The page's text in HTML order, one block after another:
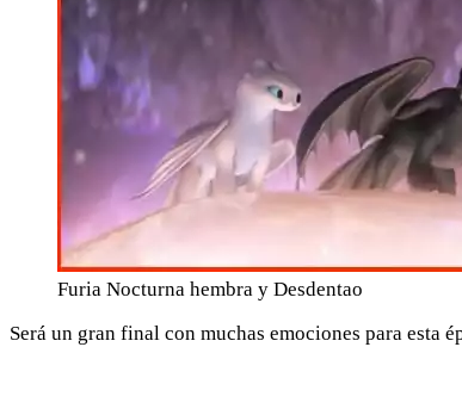
Furia Nocturna hembra y Desdentao
Será un gran final con muchas emociones para esta